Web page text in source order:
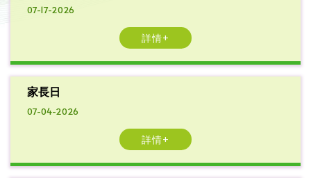
07-17-2026
詳情+
家長日
07-04-2026
詳情+